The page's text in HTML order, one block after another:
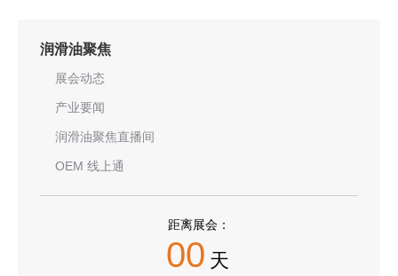
润滑油聚焦
展会动态
产业要闻
润滑油聚焦直播间
OEM 线上通
距离展会：
00 天